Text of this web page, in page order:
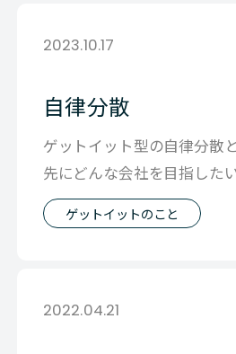
2023.10.17
自律分散
ゲットイット型の自律分散
先にどんな会社を目指した
ーダーシップとマネジメント
ゲットイットのこと
2022.04.21